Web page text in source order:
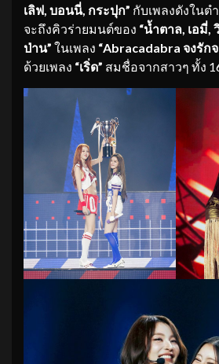
เลิฟ, บอนนี่, กระปุก” กับเพลงดังในต
จะถึงคิวร่ายมนต์ของ “น้ำตาล, เอมี่,
ป่าน” ในเพลง “Abracadabra จงรักจ
ด้วยเพลง “เริ่ด” สมชื่อจากสาวๆ ทั้ง